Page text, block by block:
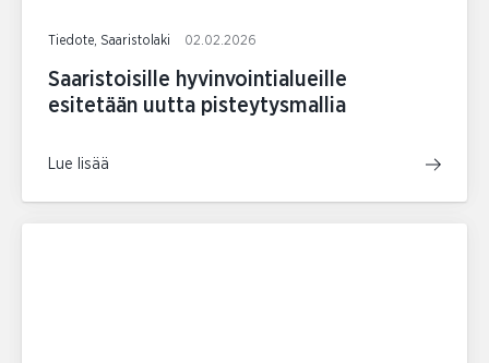
Tiedote, Saaristolaki 02.02.2026
Saaristoisille hyvinvointialueille
esitetään uutta pisteytysmallia
Lue lisää